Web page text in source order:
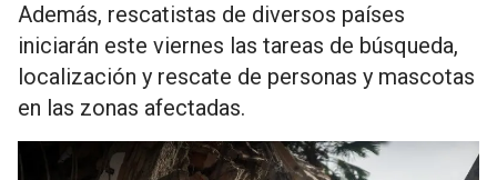
Además, rescatistas de diversos países
iniciarán este viernes las tareas de búsqueda,
localización y rescate de personas y mascotas
en las zonas afectadas.